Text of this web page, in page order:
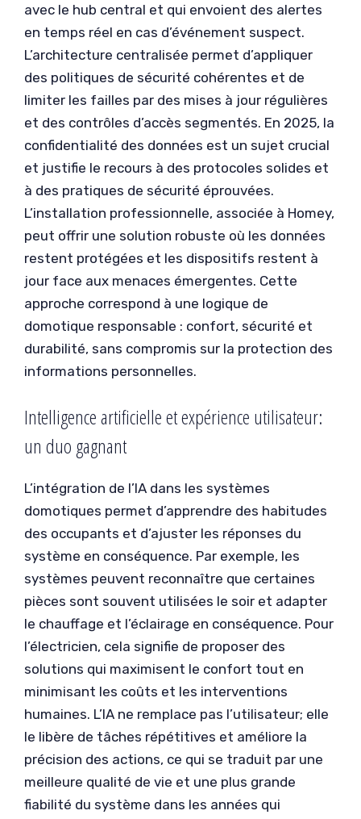
avec le hub central et qui envoient des alertes
en temps réel en cas d’événement suspect.
L’architecture centralisée permet d’appliquer
des politiques de sécurité cohérentes et de
limiter les failles par des mises à jour régulières
et des contrôles d’accès segmentés. En 2025, la
confidentialité des données est un sujet crucial
et justifie le recours à des protocoles solides et
à des pratiques de sécurité éprouvées.
L’installation professionnelle, associée à Homey,
peut offrir une solution robuste où les données
restent protégées et les dispositifs restent à
jour face aux menaces émergentes. Cette
approche correspond à une logique de
domotique responsable : confort, sécurité et
durabilité, sans compromis sur la protection des
informations personnelles.
Intelligence artificielle et expérience utilisateur:
un duo gagnant
L’intégration de l’IA dans les systèmes
domotiques permet d’apprendre des habitudes
des occupants et d’ajuster les réponses du
système en conséquence. Par exemple, les
systèmes peuvent reconnaître que certaines
pièces sont souvent utilisées le soir et adapter
le chauffage et l’éclairage en conséquence. Pour
l’électricien, cela signifie de proposer des
solutions qui maximisent le confort tout en
minimisant les coûts et les interventions
humaines. L’IA ne remplace pas l’utilisateur; elle
le libère de tâches répétitives et améliore la
précision des actions, ce qui se traduit par une
meilleure qualité de vie et une plus grande
fiabilité du système dans les années qui